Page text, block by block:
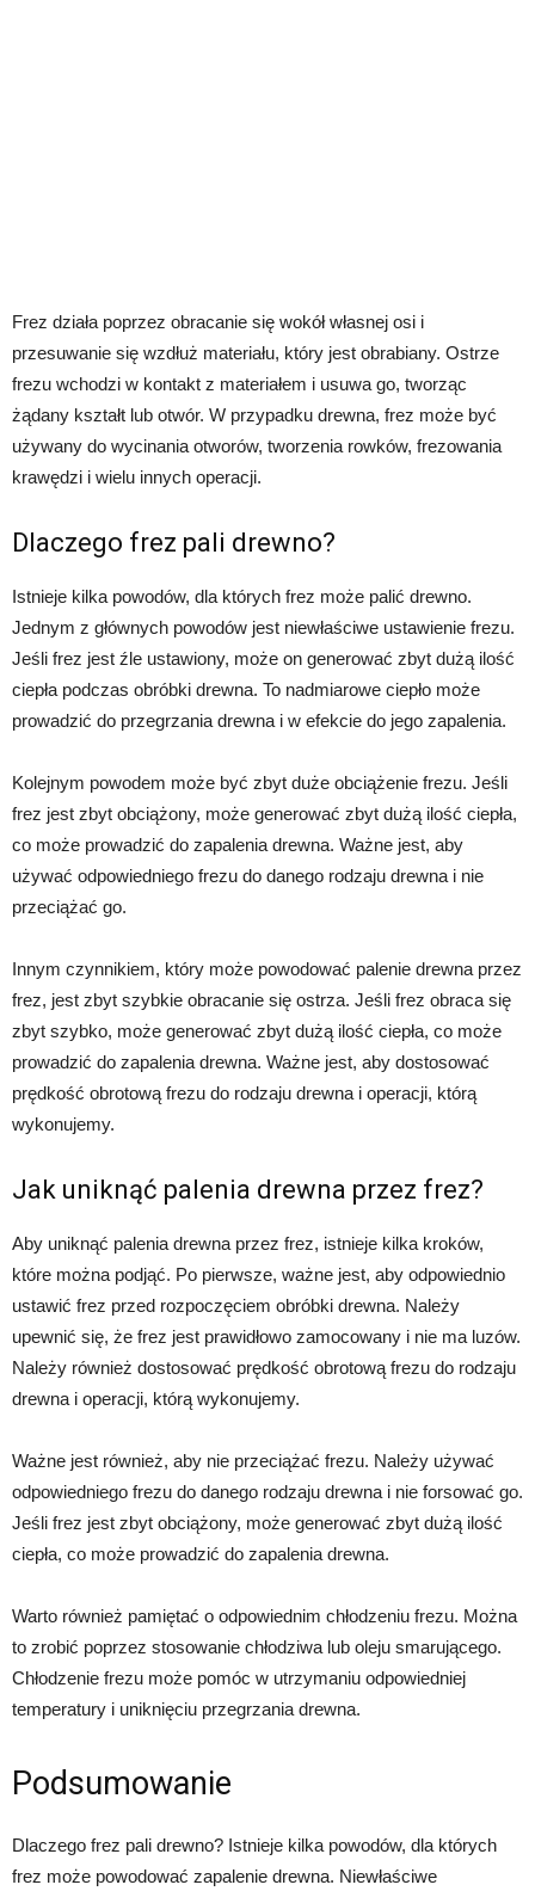
Frez działa poprzez obracanie się wokół własnej osi i
przesuwanie się wzdłuż materiału, który jest obrabiany. Ostrze
frezu wchodzi w kontakt z materiałem i usuwa go, tworząc
żądany kształt lub otwór. W przypadku drewna, frez może być
używany do wycinania otworów, tworzenia rowków, frezowania
krawędzi i wielu innych operacji.
Dlaczego frez pali drewno?
Istnieje kilka powodów, dla których frez może palić drewno.
Jednym z głównych powodów jest niewłaściwe ustawienie frezu.
Jeśli frez jest źle ustawiony, może on generować zbyt dużą ilość
ciepła podczas obróbki drewna. To nadmiarowe ciepło może
prowadzić do przegrzania drewna i w efekcie do jego zapalenia.
Kolejnym powodem może być zbyt duże obciążenie frezu. Jeśli
frez jest zbyt obciążony, może generować zbyt dużą ilość ciepła,
co może prowadzić do zapalenia drewna. Ważne jest, aby
używać odpowiedniego frezu do danego rodzaju drewna i nie
przeciążać go.
Innym czynnikiem, który może powodować palenie drewna przez
frez, jest zbyt szybkie obracanie się ostrza. Jeśli frez obraca się
zbyt szybko, może generować zbyt dużą ilość ciepła, co może
prowadzić do zapalenia drewna. Ważne jest, aby dostosować
prędkość obrotową frezu do rodzaju drewna i operacji, którą
wykonujemy.
Jak uniknąć palenia drewna przez frez?
Aby uniknąć palenia drewna przez frez, istnieje kilka kroków,
które można podjąć. Po pierwsze, ważne jest, aby odpowiednio
ustawić frez przed rozpoczęciem obróbki drewna. Należy
upewnić się, że frez jest prawidłowo zamocowany i nie ma luzów.
Należy również dostosować prędkość obrotową frezu do rodzaju
drewna i operacji, którą wykonujemy.
Ważne jest również, aby nie przeciążać frezu. Należy używać
odpowiedniego frezu do danego rodzaju drewna i nie forsować go.
Jeśli frez jest zbyt obciążony, może generować zbyt dużą ilość
ciepła, co może prowadzić do zapalenia drewna.
Warto również pamiętać o odpowiednim chłodzeniu frezu. Można
to zrobić poprzez stosowanie chłodziwa lub oleju smarującego.
Chłodzenie frezu może pomóc w utrzymaniu odpowiedniej
temperatury i uniknięciu przegrzania drewna.
Podsumowanie
Dlaczego frez pali drewno? Istnieje kilka powodów, dla których
frez może powodować zapalenie drewna. Niewłaściwe